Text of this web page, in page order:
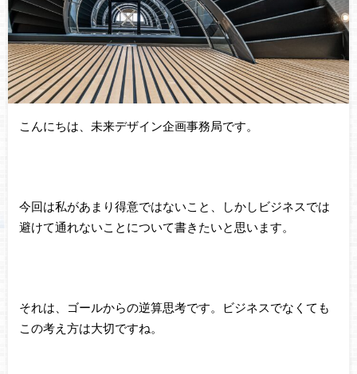
こんにちは、未来デザイン企画事務局です。
今回は私があまり得意ではないこと、しかしビジネスでは
避けて通れないことについて書きたいと思います。
それは、ゴールからの逆算思考です。ビジネスでなくても
この考え方は大切ですね。